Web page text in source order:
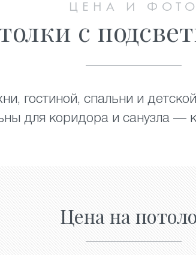
ЦЕНА И ФОТО
с
гостиной, спальни и
для коридора и санузла —
Цена на